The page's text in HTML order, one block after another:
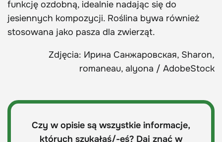
funkcję ozdobną, idealnie nadając się do
jesiennych kompozycji. Roślina bywa również
stosowana jako pasza dla zwierząt.
Zdjęcia: Ирина Санжаровская, Sharon,
romaneau, alyona / AdobeStock
Czy w opisie są wszystkie informacje,
których szukałaś/-eś? Daj znać w